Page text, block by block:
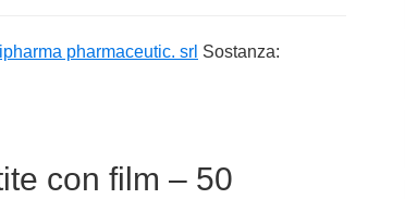
pharmaceutic. srl Sostanza:
con film – 50